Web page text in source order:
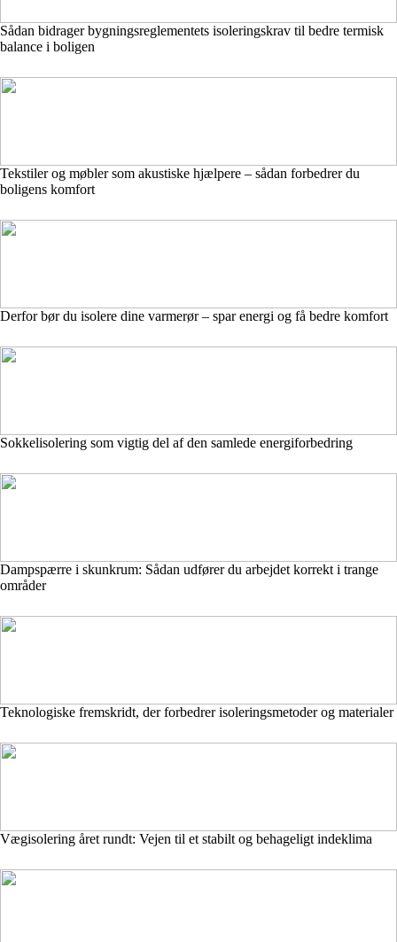
Sådan bidrager bygningsreglementets isoleringskrav til bedre termisk
balance i boligen
Tekstiler og møbler som akustiske hjælpere – sådan forbedrer du
boligens komfort
Derfor bør du isolere dine varmerør – spar energi og få bedre komfort
Sokkelisolering som vigtig del af den samlede energiforbedring
Dampspærre i skunkrum: Sådan udfører du arbejdet korrekt i trange
områder
Teknologiske fremskridt, der forbedrer isoleringsmetoder og materialer
Vægisolering året rundt: Vejen til et stabilt og behageligt indeklima